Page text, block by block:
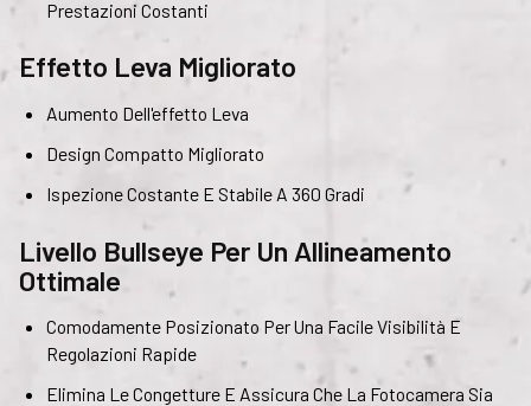
Prestazioni Costanti
Effetto Leva Migliorato
Aumento Dell'effetto Leva
Design Compatto Migliorato
Ispezione Costante E Stabile A 360 Gradi
Livello Bullseye Per Un Allineamento
Ottimale
Comodamente Posizionato Per Una Facile Visibilità E
Regolazioni Rapide
Elimina Le Congetture E Assicura Che La Fotocamera Sia